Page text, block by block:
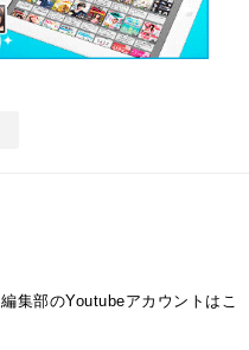
編集部のYoutubeアカウントはこ